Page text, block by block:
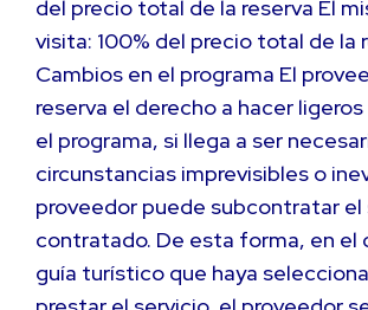
del precio total de la reserva El
visita: 100% del precio total de la
Cambios en el programa El
reserva el derecho a hacer
el programa, si llega a ser
circunstancias imprevisibles o
proveedor puede subcontratar el
contratado. De esta forma, en el
guía turístico que haya